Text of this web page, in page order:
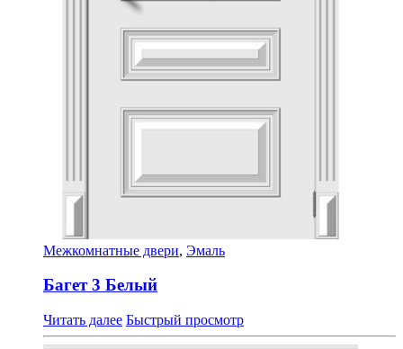
Межкомнатные двери, Эмаль
Багет 3 Белый
Читать далее Быстрый просмотр